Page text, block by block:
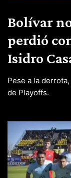
Bolívar
perdió
Isidro
Pese a la
de Playoffs.